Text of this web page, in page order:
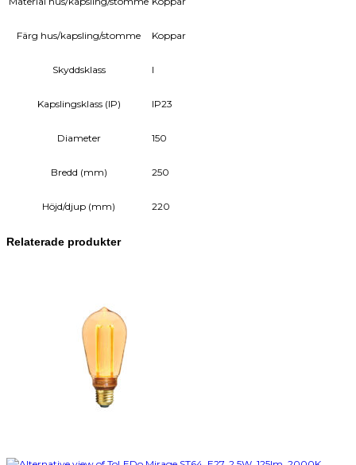
Färg hus/kapsling/stomme Koppar
Skyddsklass I
Kapslingsklass (IP) IP23
Diameter 150
Bredd (mm) 250
Höjd/djup (mm) 220
Relaterade produkter